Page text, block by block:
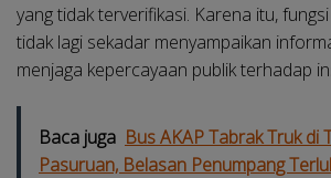
yang tidak terverifikasi. Karena itu,
tidak lagi sekadar menyampaikan
menjaga kepercayaan publik terhadap
Baca juga Bus AKAP Tabrak Truk di
Pasuruan, Belasan Penumpang